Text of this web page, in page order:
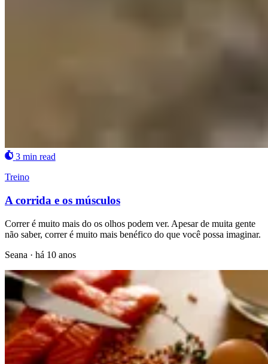
3 min read
Treino
A corrida e os músculos
Correr é muito mais do os olhos podem ver. Apesar de muita gente
não saber, correr é muito mais benéfico do que você possa imaginar.
Seana · há 10 anos